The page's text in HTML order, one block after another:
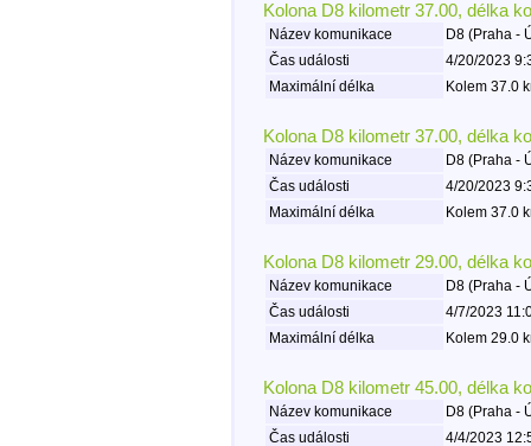
Kolona D8 kilometr 37.00, délka
Název komunikace
D8 (Praha -
Čas události
4/20/2023
Maximální délka
Kolem 37.0
Kolona D8 kilometr 37.00, délka
Název komunikace
D8 (Praha -
Čas události
4/20/2023
Maximální délka
Kolem 37.0
Kolona D8 kilometr 29.00, délka
Název komunikace
D8 (Praha -
Čas události
4/7/2023
Maximální délka
Kolem 29.0
Kolona D8 kilometr 45.00, délka
Název komunikace
D8 (Praha -
Čas události
4/4/2023